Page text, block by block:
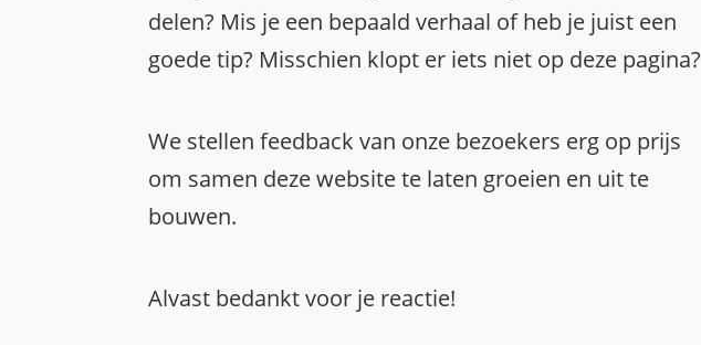
delen? Mis je een bepaald verhaal of heb je juist een
goede tip? Misschien klopt er iets niet op deze pagina?
We stellen feedback van onze bezoekers erg op prijs
om samen deze website te laten groeien en uit te
bouwen.
Alvast bedankt voor je reactie!